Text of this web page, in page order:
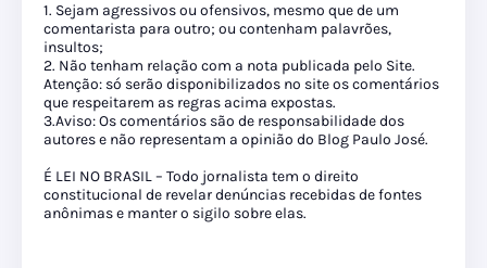
1. Sejam agressivos ou ofensivos, mesmo que de um
comentarista para outro; ou contenham palavrões,
insultos;
2. Não tenham relação com a nota publicada pelo Site.
Atenção: só serão disponibilizados no site os comentários
que respeitarem as regras acima expostas.
3.Aviso: Os comentários são de responsabilidade dos
autores e não representam a opinião do Blog Paulo José.
É LEI NO BRASIL – Todo jornalista tem o direito
constitucional de revelar denúncias recebidas de fontes
anônimas e manter o sigilo sobre elas.